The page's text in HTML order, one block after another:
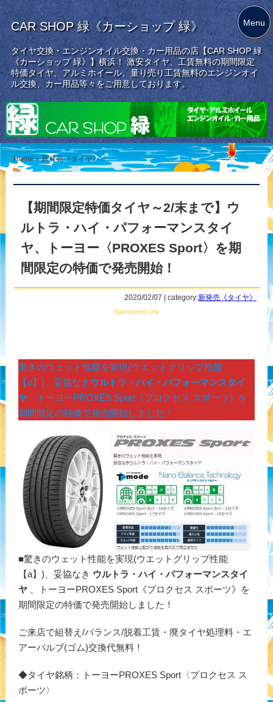
CAR SHOP 緑《カーショップ 緑》
タイヤ交換・エンジンオイル交換・カー用品の店【CAR SHOP 緑
《カーショップ 緑》】横浜！ 激安タイヤ、工賃無料の期間限定
特価タイヤ、アルミホイール、量り売り工賃無料のエンジンオイ
ル交換、カー用品等々をご用意しております。
Home »新発売《タイヤ》 »
【期間限定特価タイヤ～2/末まで】ウ
ルトラ・ハイ・パフォーマンスタイ
ヤ、トーヨー〈PROXES Sport〉を期
間限定の特価で発売開始！
2020/02/07 | category:新発売《タイヤ》
Sponsored Link
驚きのウェット性能を実現(ウエットグリップ性能
【a】)、妥協なき ウルトラ・ハイ・パフォーマンスタイ
ヤ、トーヨーPROXES Sport《プロクセス スポーツ》を
期間限定の特価で発売開始しました！
■驚きのウェット性能を実現(ウエットグリップ性能
【a】)、妥協なき ウルトラ・ハイ・パフォーマンスタイ
ヤ、トーヨーPROXES Sport《プロクセス スポーツ》を
期間限定の特価で発売開始しました！
ご来店で組替え/バランス/脱着工賃・廃タイヤ処理料・エ
アーバルブ(ゴム)交換代無料！
◆タイヤ銘柄：トーヨーPROXES Sport〈プロクセス ス
ポーツ〉
Menu